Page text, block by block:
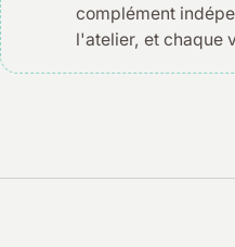
complément
l'atelier, et chaque